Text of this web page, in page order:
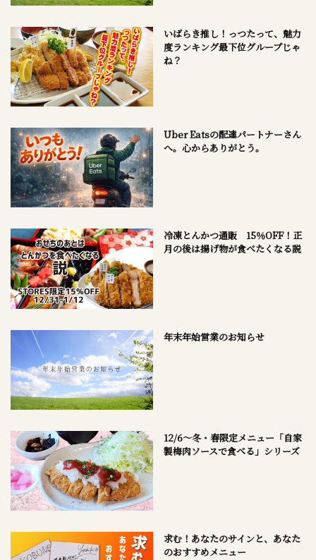
いばらき推し！っつたって、魅力
度ランキング最下位グループじゃ
ね？
Uber Eatsの配達パートナーさん
へ。心からありがとう。
冷凍とんかつ通販 15％OFF！正
月の後は揚げ物が食べたくなる説
年末年始営業のお知らせ
12/6～冬・春限定メニュー「自家
製梅肉ソースで食べる」シリーズ
求む！あなたのサインと、あなた
のおすすめメニュー